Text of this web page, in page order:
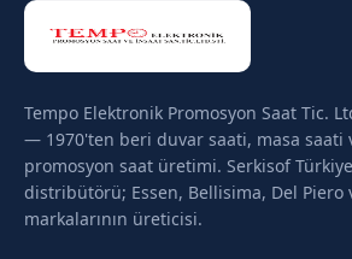
Tempo Elektronik Promosyon Saat Tic.
— 1970'ten beri duvar saati, masa saati
promosyon saat üretimi. Serkisof Türkiye
distribütörü; Essen, Bellisima, Del Piero
markalarının üreticisi.